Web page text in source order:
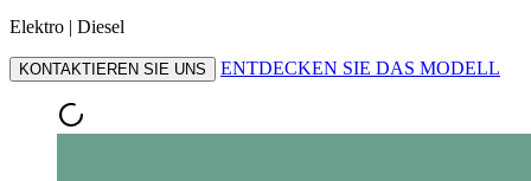
Elektro | Diesel
KONTAKTIEREN SIE UNS ENTDECKEN SIE DAS MODELL